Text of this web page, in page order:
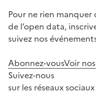
Pour ne rien
de l’open data,
suivez nos
Abonnez-vousVoir
Suivez-nous
sur les réseaux sociaux